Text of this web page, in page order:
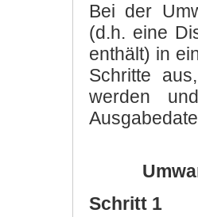
Bei der
(d.h. eine
enthält) in
Schritte
werden
Schritt 1